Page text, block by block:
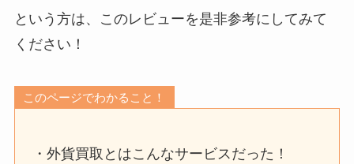
という方は、このレビューを是非参考にしてみて
ください！
このページでわかること！
・外貨買取とはこんなサービスだった！